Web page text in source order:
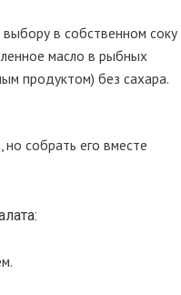
в собственном соку
масло в рыбных
продуктом) без сахара.
собрать его вместе